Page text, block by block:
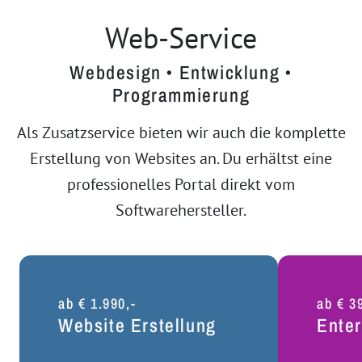
Web-Service
Webdesign • Entwicklung •
Programmierung
Als Zusatzservice bieten wir auch die komplette
Erstellung von Websites an. Du erhältst eine
professionelles Portal direkt vom
Softwarehersteller.
ab € 1.990,-
Website Erstellung
ab €